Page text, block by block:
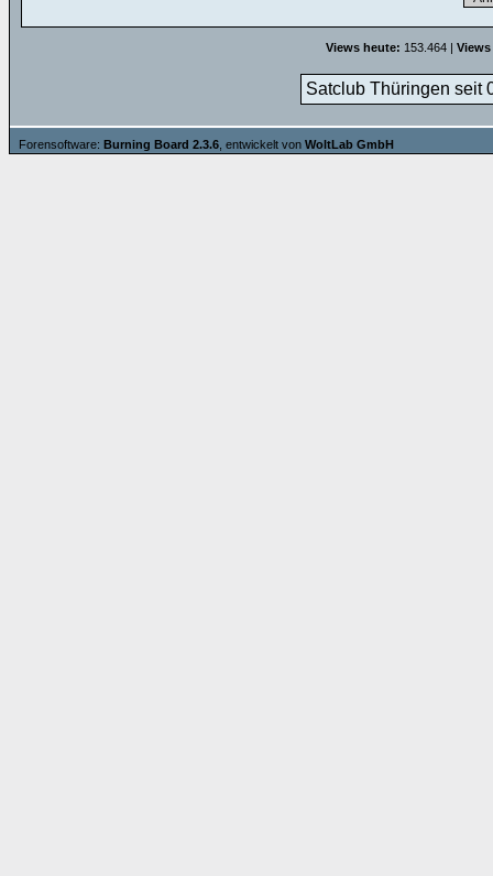
Views heute: 153.464 |
Satclub Thüringen seit
Forensoftware: Burning Board 2.3.6 , entwickelt von WoltLab GmbH